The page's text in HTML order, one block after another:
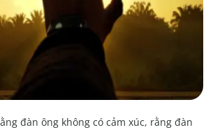
đàn ông không có cảm xúc, rằng đàn